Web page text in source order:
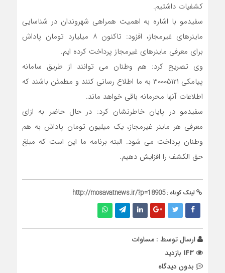
کشفیات داشتیم.
سفیدمو با اشاره به اهمیت همراهی شهروندان در شناسایی
ماینرهای غیرمجاز، افزود: تاکنون ۸ میلیارد تومان پاداش
برای معرفی ماینرهای غیرمجاز پرداخت کرده ایم.
وی تصریح کرد: هم وطنان می توانند از طریق سامانه
پیامکی ۳۰۰۰۵۱۲۱ به ما اطلاع رسانی کنند و مطمئن باشند که
اطلاعات آنها محرمانه باقی خواهد ماند.
سفیدمو در پایان خاطرنشان کرد: در حال حاضر به ازای
معرفی هر ماینر غیرمجاز، یک میلیون تومان پاداش به هم
وطنان پرداخت می شود. البته برنامه ما این است که مبلغ
حق الکشف را افزایش دهیم.
لینک کوتاه :http://mosavatnews.ir/?p=18905
ارسال توسط : مساوات
بدون دیدگاه